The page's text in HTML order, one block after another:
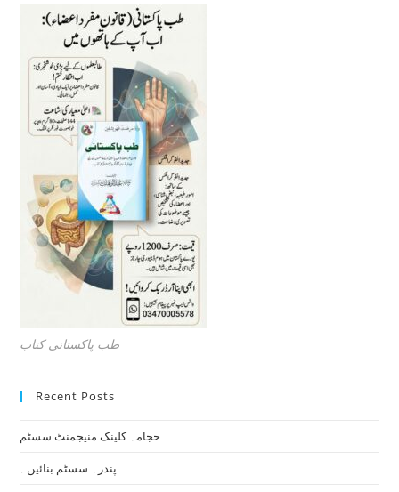
طب پاکستانی کتاب
Recent Posts
حجامہ کلینک منیجمنٹ سسٹم
پندرہ سسٹم بنائیں۔